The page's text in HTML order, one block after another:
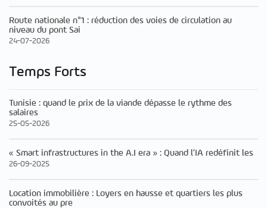
Route nationale n°1 : réduction des voies de circulation au
niveau du pont Sai
24-07-2026
Temps Forts
Tunisie : quand le prix de la viande dépasse le rythme des
salaires
25-05-2026
« Smart infrastructures in the A.I era » : Quand l’IA redéfinit les
26-09-2025
Location immobilière : Loyers en hausse et quartiers les plus
convoités au pre